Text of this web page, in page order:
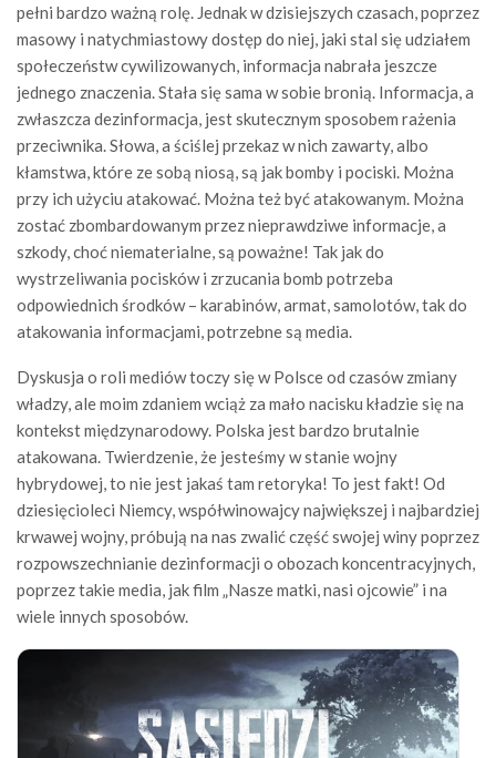
pełni bardzo ważną rolę. Jednak w dzisiejszych czasach, poprzez
masowy i natychmiastowy dostęp do niej, jaki stal się udziałem
społeczeństw cywilizowanych, informacja nabrała jeszcze
jednego znaczenia. Stała się sama w sobie bronią. Informacja, a
zwłaszcza dezinformacja, jest skutecznym sposobem rażenia
przeciwnika. Słowa, a ściślej przekaz w nich zawarty, albo
kłamstwa, które ze sobą niosą, są jak bomby i pociski. Można
przy ich użyciu atakować. Można też być atakowanym. Można
zostać zbombardowanym przez nieprawdziwe informacje, a
szkody, choć niematerialne, są poważne! Tak jak do
wystrzeliwania pocisków i zrzucania bomb potrzeba
odpowiednich środków – karabinów, armat, samolotów, tak do
atakowania informacjami, potrzebne są media.
Dyskusja o roli mediów toczy się w Polsce od czasów zmiany
władzy, ale moim zdaniem wciąż za mało nacisku kładzie się na
kontekst międzynarodowy. Polska jest bardzo brutalnie
atakowana. Twierdzenie, że jesteśmy w stanie wojny
hybrydowej, to nie jest jakaś tam retoryka! To jest fakt! Od
dziesięcioleci Niemcy, współwinowajcy największej i najbardziej
krwawej wojny, próbują na nas zwalić część swojej winy poprzez
rozpowszechnianie dezinformacji o obozach koncentracyjnych,
poprzez takie media, jak film „Nasze matki, nasi ojcowie” i na
wiele innych sposobów.